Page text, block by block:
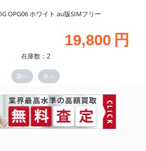
OPG06 ホワイト au版SIMフリー
19,800 円
在庫数：2
前へ 次へ